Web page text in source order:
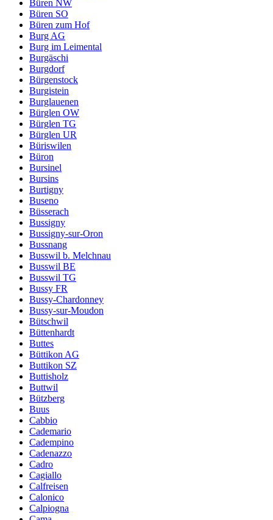
Büren NW
Büren SO
Büren zum Hof
Burg AG
Burg im Leimental
Burgäschi
Burgdorf
Bürgenstock
Burgistein
Burglauenen
Bürglen OW
Bürglen TG
Bürglen UR
Büriswilen
Büron
Bursinel
Bursins
Burtigny
Buseno
Büsserach
Bussigny
Bussigny-sur-Oron
Bussnang
Busswil b. Melchnau
Busswil BE
Busswil TG
Bussy FR
Bussy-Chardonney
Bussy-sur-Moudon
Bütschwil
Büttenhardt
Buttes
Büttikon AG
Buttikon SZ
Buttisholz
Buttwil
Bützberg
Buus
Cabbio
Cademario
Cadempino
Cadenazzo
Cadro
Cagiallo
Calfreisen
Calonico
Calpiogna